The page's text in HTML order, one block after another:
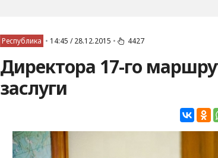
Республика • 14:45 / 28.12.2015 • 4427
Директора 17-го
заслуги